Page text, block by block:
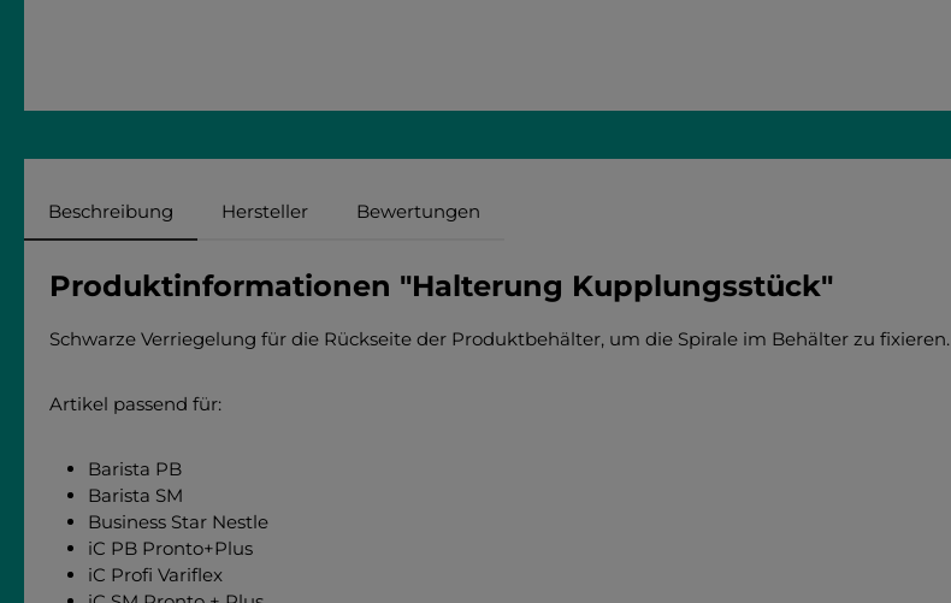
Beschreibung Hersteller Bewertungen
Produktinformationen "Halterung Kupplungsstück"
Schwarze Verriegelung für die Rückseite der Produktbehälter, um die Spirale im Behälter zu fixieren.
Artikel passend für:
Barista PB
Barista SM
Business Star Nestle
iC PB Pronto+Plus
iC Profi Variflex